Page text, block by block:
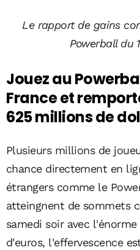
Le rapport de gains
Powerball du
Jouez au
France et
625 millions de
Plusieurs millions de
chance directement en
étrangers comme le
atteingnent de sommets
samedi soir avec
d'euros, l'effervescence